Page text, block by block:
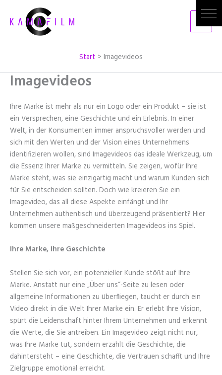
Inhalt
springen
Start Imagevideos
Imagevideos
Ihre Marke ist mehr als nur ein Logo oder ein Produkt – sie ist
ein Versprechen, eine Geschichte und ein Erlebnis. In einer
Welt, in der Konsumenten immer anspruchsvoller werden und
sich mit den Werten und der Vision eines Unternehmens
identifizieren wollen, sind Imagevideos das ideale Werkzeug, um
die Essenz Ihrer Marke zu vermitteln. Sie zeigen, wofür Ihre
Marke steht, was sie einzigartig macht und warum Kunden sich
für Sie entscheiden sollten. Doch wie kreieren Sie ein
Imagevideo, das all diese Aspekte einfängt und Ihr
Unternehmen authentisch und überzeugend präsentiert? Hier
kommen unsere maßgeschneiderten Imagevideos ins Spiel.
Ihre Marke, Ihre Geschichte
Stellen Sie sich vor, ein potenzieller Kunde stößt auf Ihre
Marke. Anstatt nur eine „Über uns“-Seite zu lesen oder
allgemeine Informationen zu überfliegen, taucht er durch ein
Video direkt in die Welt Ihrer Marke ein. Er erlebt Ihre Vision,
spürt die Leidenschaft hinter Ihrem Unternehmen und erkennt
die Werte, die Sie antreiben. Ein Imagevideo zeigt nicht nur,
was Ihre Marke tut, sondern erzählt die Geschichte, die
dahintersteht – eine Geschichte, die Vertrauen schafft und Ihre
Zielgruppe emotional erreicht.